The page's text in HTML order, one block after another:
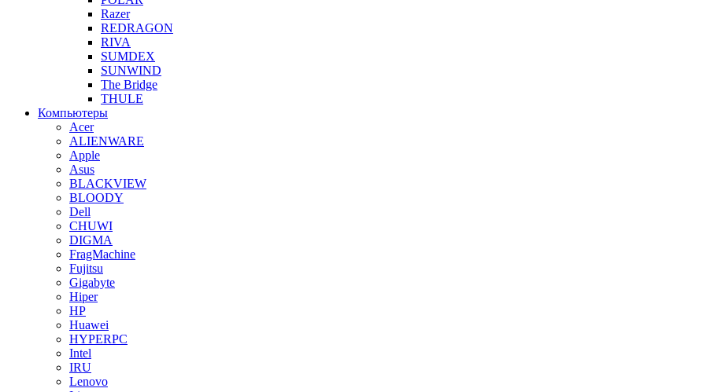
Razer
REDRAGON
RIVA
SUMDEX
SUNWIND
The Bridge
THULE
Компьютеры
Acer
ALIENWARE
Apple
Asus
BLACKVIEW
BLOODY
Dell
CHUWI
DIGMA
FragMachine
Fujitsu
Gigabyte
Hiper
HP
Huawei
HYPERPC
Intel
IRU
Lenovo